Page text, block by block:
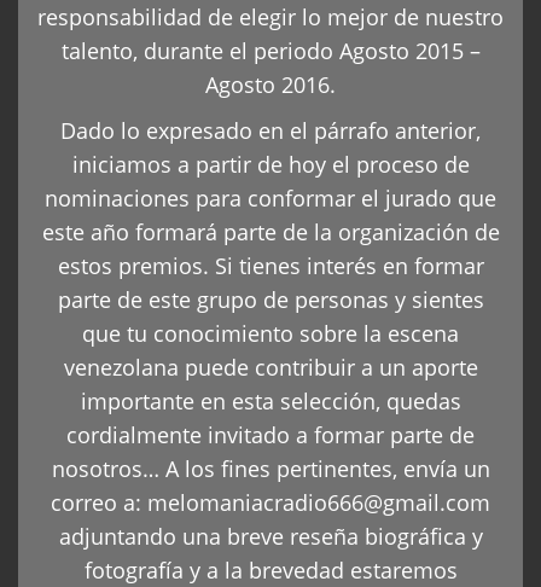
responsabilidad de elegir lo mejor de nuestro
talento, durante el periodo Agosto 2015 –
Agosto 2016.
Dado lo expresado en el párrafo anterior,
iniciamos a partir de hoy el proceso de
nominaciones para conformar el jurado que
este año formará parte de la organización de
estos premios. Si tienes interés en formar
parte de este grupo de personas y sientes
que tu conocimiento sobre la escena
venezolana puede contribuir a un aporte
importante en esta selección, quedas
cordialmente invitado a formar parte de
nosotros… A los fines pertinentes, envía un
correo a: melomaniacradio666@gmail.com
adjuntando una breve reseña biográfica y
fotografía y a la brevedad estaremos